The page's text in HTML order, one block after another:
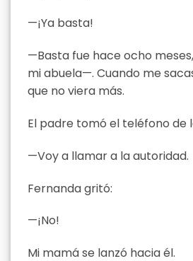
—¡Ya basta!
—Basta fue hace ocho
mi abuela—. Cuando me
que no viera más.
El padre tomó el teléfono de
—Voy a llamar a la autoridad.
Fernanda gritó:
—¡No!
Mi mamá se lanzó hacia él.